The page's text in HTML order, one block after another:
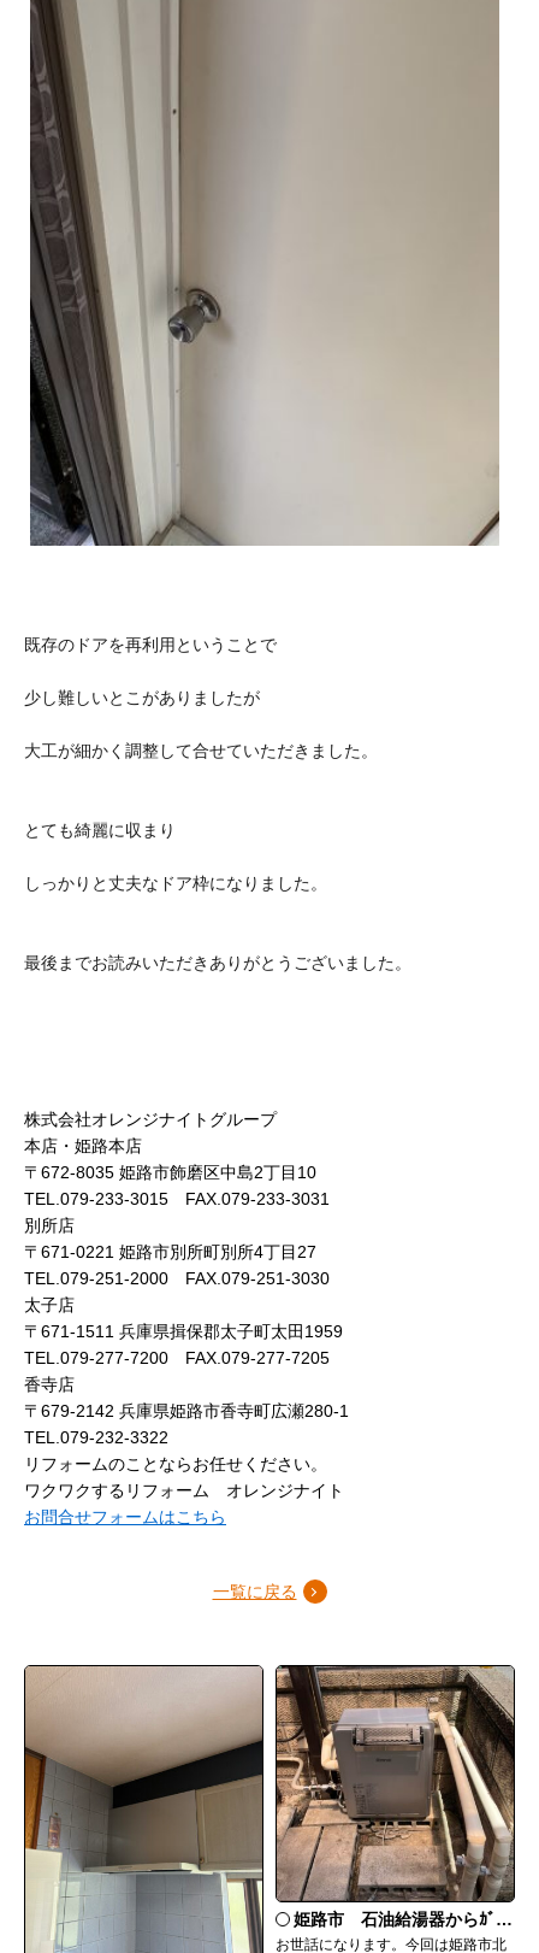
既存のドアを再利用ということで
少し難しいとこがありましたが
大工が細かく調整して合せていただきました。
とても綺麗に収まり
しっかりと丈夫なドア枠になりました。
最後までお読みいただきありがとうございました。
株式会社オレンジナイトグループ
本店・姫路本店
〒672-8035 姫路市飾磨区中島2丁目10
TEL.079-233-3015 FAX.079-233-3031
別所店
〒671-0221 姫路市別所町別所4丁目27
TEL.079-251-2000 FAX.079-251-3030
太子店
〒671-1511 兵庫県揖保郡太子町太田1959
TEL.079-277-7200 FAX.079-277-7205
香寺店
〒679-2142 兵庫県姫路市香寺町広瀬280-1
TEL.079-232-3322
リフォームのことならお任せください。
ワクワクするリフォーム オレンジナイト
お問合せフォームはこちら
一覧に戻る
姫路市 石油給湯器からｶﾞｽ給湯器へ取替
お世話になります。今回は姫路市北